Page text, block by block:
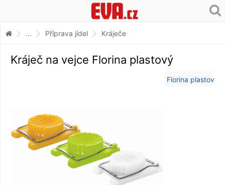
... Příprava jídel Kráječe
Kráječ na vejce Florina plastový